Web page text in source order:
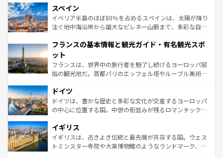
ろん、トスカーナの美しい田園風景やアマルフィ海岸の絶
景など、自然景観も見逃せない。観光の合間には、本場の
ピザやパスタなど、絶品のイタリア料理を堪能することも
ませてくれるイタリアで、忘れられない旅をしてみよう！
なお、新着のイタリア情報は
しい。
スペイン
イベリア半島のほぼ80％を占めるスペインは、太陽が降り
注ぐ地中海沿岸から雄大なピレネー山脈まで、多彩な自然
文化が根付くこの国では、情熱的なフラメンコ、熱気あふ
れる闘牛、そして美味しいタパスが生活の一部となってい
る。首都マドリードの洗練された雰囲気や、バルセロナの
アートに溢れた街角から、地方では古代ローマ遺跡や中世
せる。地方によって風土や気候が異なるスペインはその個
性で訪れる人を魅了する。 なお、新着のスペイン情報は コ
ンテンツ一覧を参照してほしい。
フランスの基本情報と観光ガイド・有名観光スポ
ット
フランスは、世界中の旅行者を魅了し続けるヨーロッパ屈
指の観光地だ。首都パリのエッフェル塔やルーブル美術館
で、幅広い魅力が詰まっている。華麗な宮殿、歴史的な大
聖堂、美しいビーチ、そして豊かな自然が、訪れる者を心
から魅了する。また、フランスは美食の国としても知ら
いる。シャンパンの発祥地であるランス、プロヴァンスの
香り高いラベンダー畑など、多彩な楽しみ方が可能だ。さ
らに、パリ以外の地域にも魅力が溢れており、どの街角に
ドイツ
ドイツは、豊かな歴史と多彩な文化が交差するヨーロッパ
の中心に位置する国。中世の街並みが残るロマンチック街
顔を持つこの国は、どこを歩いても飽きることがない。ベ
ルリンの文化的活気、バイエルン州のアルプスの絶景、そ
してライン川沿いのワイン畑といった風景は必見。ビール
イギリス
イギリスは、古きよき伝統と最先端が共存する国。ウェス
トミンスター寺院や大英博物館のようなランドマーク、歴